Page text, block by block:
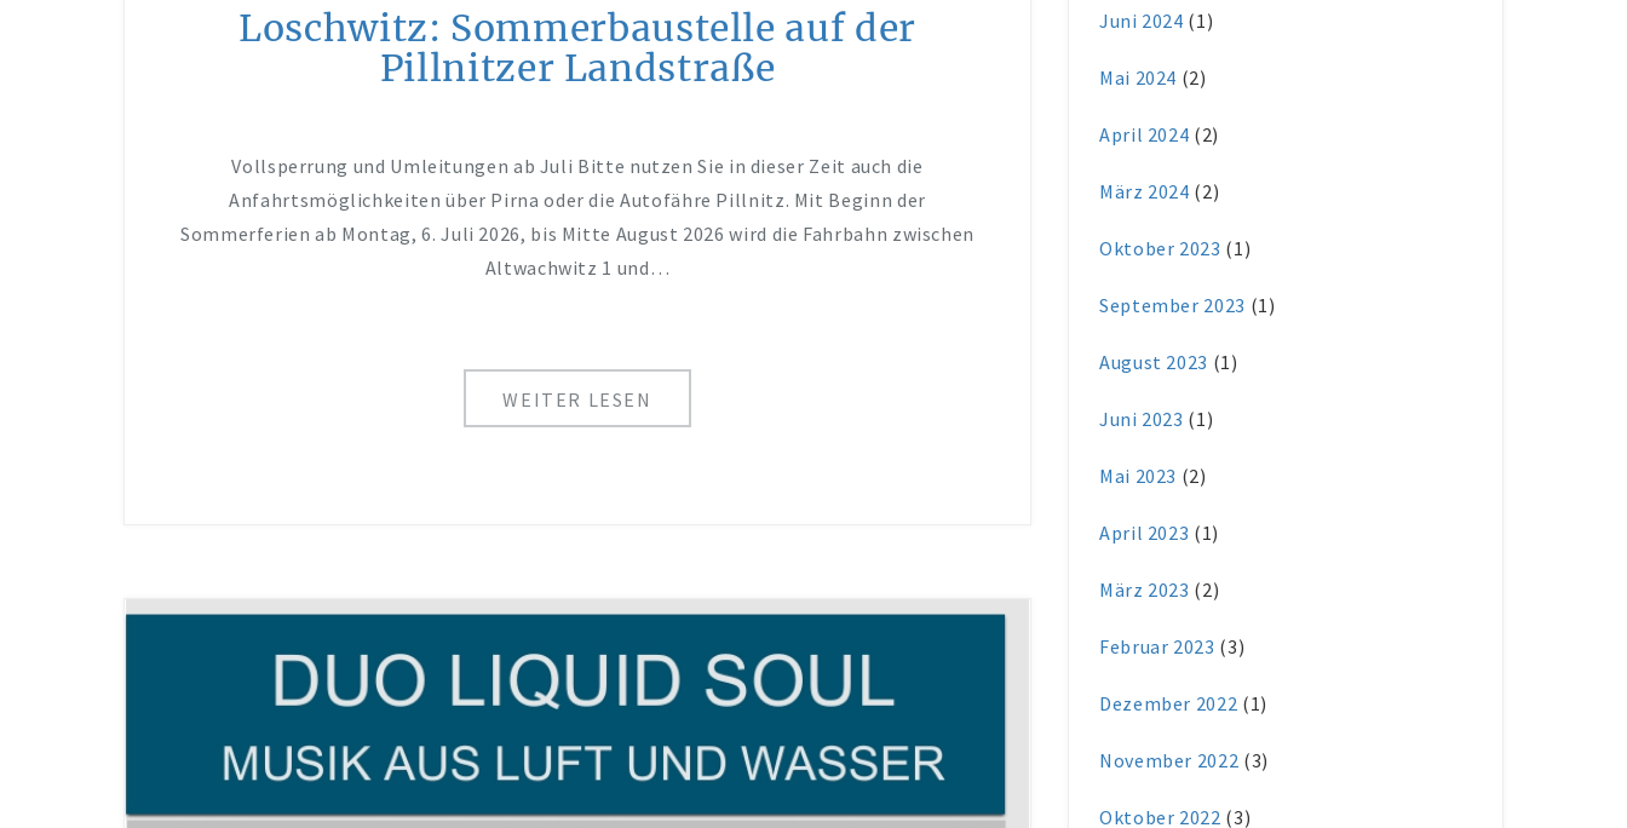
Loschwitz: Sommerbaustelle auf der
Pillnitzer Landstraße
Vollsperrung und Umleitungen ab Juli Bitte nutzen Sie in dieser Zeit auch die
Anfahrtsmöglichkeiten über Pirna oder die Autofähre Pillnitz. Mit Beginn der
Sommerferien ab Montag, 6. Juli 2026, bis Mitte August 2026 wird die Fahrbahn zwischen
Altwachwitz 1 und…
WEITER LESEN
Juni 2024 (1)
Mai 2024 (2)
April 2024 (2)
März 2024 (2)
Oktober 2023 (1)
September 2023 (1)
August 2023 (1)
Juni 2023 (1)
Mai 2023 (2)
April 2023 (1)
März 2023 (2)
Februar 2023 (3)
Dezember 2022 (1)
November 2022 (3)
Oktober 2022 (3)